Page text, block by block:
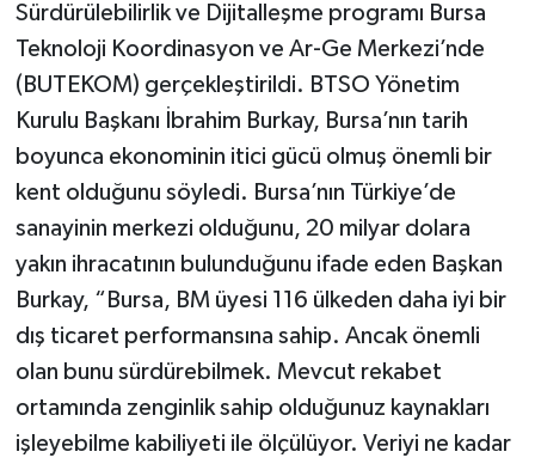
Sürdürülebilirlik ve Dijitalleşme programı Bursa
Teknoloji Koordinasyon ve Ar-Ge Merkezi’nde
(BUTEKOM) gerçekleştirildi. BTSO Yönetim
Kurulu Başkanı İbrahim Burkay, Bursa’nın tarih
boyunca ekonominin itici gücü olmuş önemli bir
kent olduğunu söyledi. Bursa’nın Türkiye’de
sanayinin merkezi olduğunu, 20 milyar dolara
yakın ihracatının bulunduğunu ifade eden Başkan
Burkay, “Bursa, BM üyesi 116 ülkeden daha iyi bir
dış ticaret performansına sahip. Ancak önemli
olan bunu sürdürebilmek. Mevcut rekabet
ortamında zenginlik sahip olduğunuz kaynakları
işleyebilme kabiliyeti ile ölçülüyor. Veriyi ne kadar